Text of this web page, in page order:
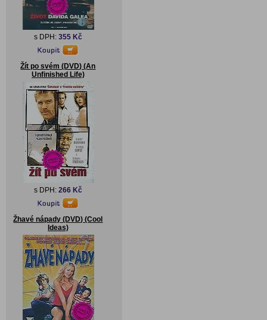
s DPH: 355 Kč
Žít po svém (DVD) (An
Unfinished Life)
s DPH: 266 Kč
Žhavé nápady (DVD) (Cool
Ideas)